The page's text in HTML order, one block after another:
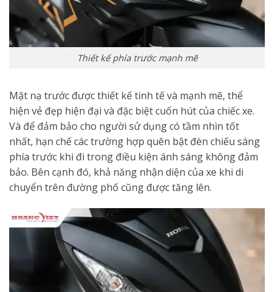
Thiết kế phía trước mạnh mẽ
Mặt nạ trước được thiết kế tinh tế và mạnh mẽ, thể
hiện vẻ đẹp hiện đại và đặc biệt cuốn hút của chiếc xe.
Và để đảm bảo cho người sử dụng có tầm nhìn tốt
nhất, hạn chế các trường hợp quên bật đèn chiếu sáng
phía trước khi đi trong điều kiện ánh sáng không đảm
bảo. Bên cạnh đó, khả năng nhận diện của xe khi di
chuyển trên đường phố cũng được tăng lên.